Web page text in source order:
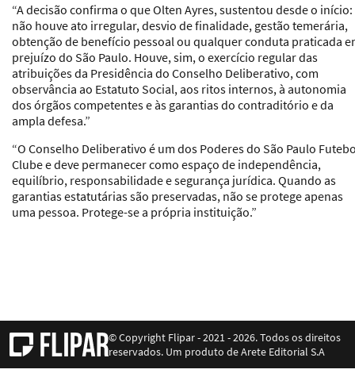
“A decisão confirma o que Olten Ayres, sustentou desde o início:
não houve ato irregular, desvio de finalidade, gestão temerária,
obtenção de benefício pessoal ou qualquer conduta praticada
prejuízo do São Paulo. Houve, sim, o exercício regular das
atribuições da Presidência do Conselho Deliberativo, com
observância ao Estatuto Social, aos ritos internos, à autonomia
dos órgãos competentes e às garantias do contraditório e da
ampla defesa.”
“O Conselho Deliberativo é um dos Poderes do São Paulo
Clube e deve permanecer como espaço de independência,
equilíbrio, responsabilidade e segurança jurídica. Quando as
garantias estatutárias são preservadas, não se protege apenas
uma pessoa. Protege-se a própria instituição.”
© Copyright Flipar - 2021 - 2026. Todos os direitos
reservados. Um produto de Arete Editorial S.A